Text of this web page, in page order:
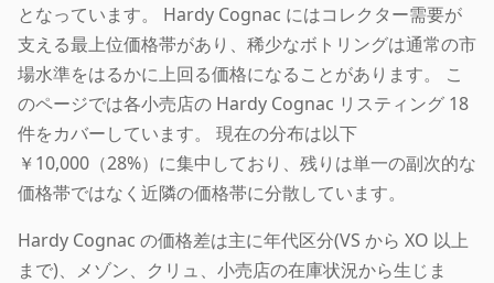
となっています。 Hardy Cognac にはコレクター需要が
支える最上位価格帯があり、稀少なボトリングは通常の市
場水準をはるかに上回る価格になることがあります。 こ
のページでは各小売店の Hardy Cognac リスティング 18
件をカバーしています。 現在の分布は以下
￥10,000（28%）に集中しており、残りは単一の副次的な
価格帯ではなく近隣の価格帯に分散しています。
Hardy Cognac の価格差は主に年代区分(VS から XO 以上
まで)、メゾン、クリュ、小売店の在庫状況から生じま